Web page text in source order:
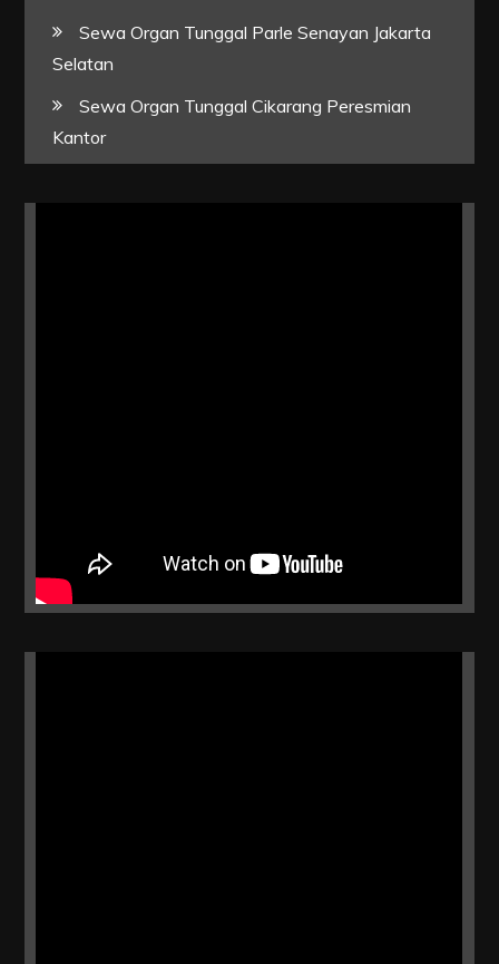
Sewa Organ Tunggal Parle Senayan Jakarta
Selatan
Sewa Organ Tunggal Cikarang Peresmian
Kantor